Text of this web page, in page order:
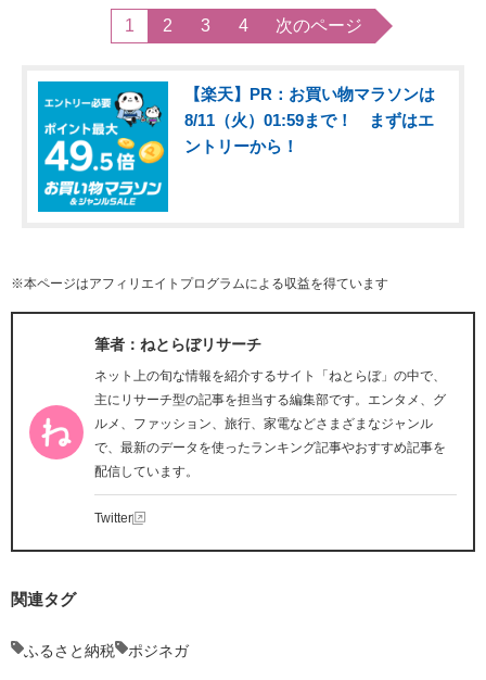
1 2 3 4 次のページ
【楽天】PR：お買い物マラソンは
8/11（火）01:59まで！ まずはエ
ントリーから！
※本ページはアフィリエイトプログラムによる収益を得ています
筆者：ねとらぼリサーチ
ネット上の旬な情報を紹介するサイト「ねとらぼ」の中で、
主にリサーチ型の記事を担当する編集部です。エンタメ、グ
ルメ、ファッション、旅行、家電などさまざまなジャンル
で、最新のデータを使ったランキング記事やおすすめ記事を
配信しています。
Twitter
関連タグ
ふるさと納税 ポジネガ